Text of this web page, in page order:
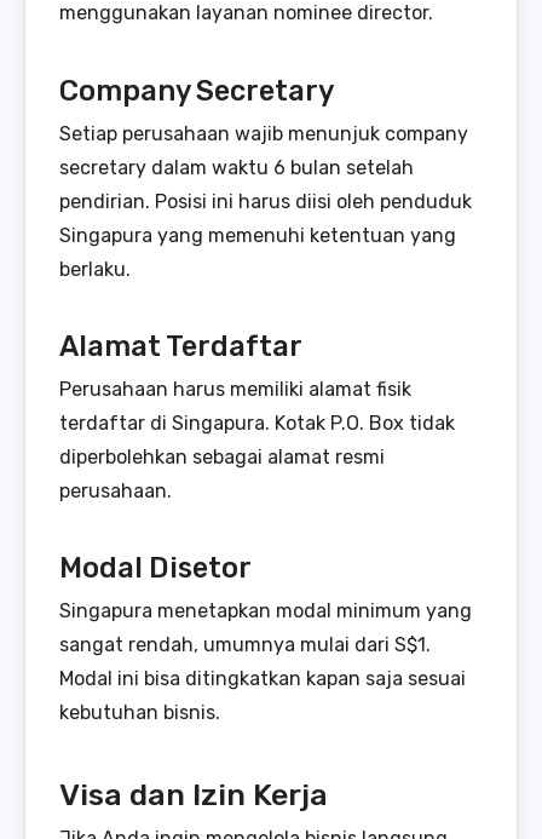
menggunakan layanan nominee director.
Company Secretary
Setiap perusahaan wajib menunjuk company
secretary dalam waktu 6 bulan setelah
pendirian. Posisi ini harus diisi oleh penduduk
Singapura yang memenuhi ketentuan yang
berlaku.
Alamat Terdaftar
Perusahaan harus memiliki alamat fisik
terdaftar di Singapura. Kotak P.O. Box tidak
diperbolehkan sebagai alamat resmi
perusahaan.
Modal Disetor
Singapura menetapkan modal minimum yang
sangat rendah, umumnya mulai dari S$1.
Modal ini bisa ditingkatkan kapan saja sesuai
kebutuhan bisnis.
Visa dan Izin Kerja